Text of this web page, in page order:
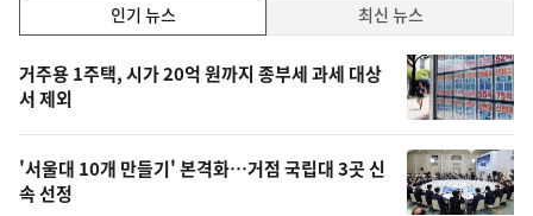
기,
최
신,
오
늘
인기 뉴스 최신 뉴스
기
뉴
스
거주용 1주택, 시가 20억 원까지 종부세 과세 대상
서 제외
'서울대 10개 만들기' 본격화…거점 국립대 3곳 신
속 선정